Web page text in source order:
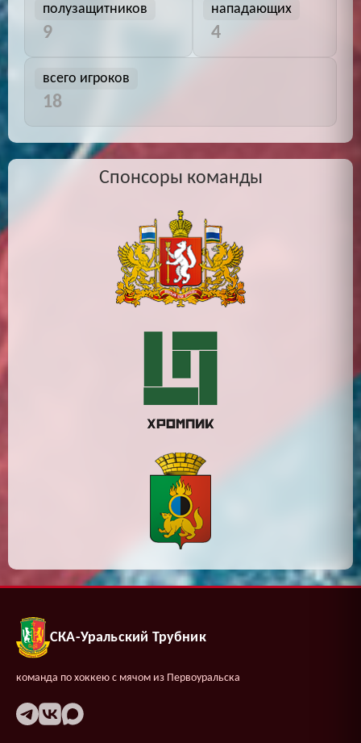
полузащитников
9
нападающих
4
всего игроков
18
Спонсоры команды
СКА-Уральский Трубник
команда по хоккею с мячом из Первоуральска